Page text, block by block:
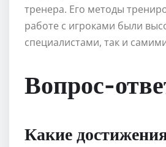
тренера. Его методы
работе с игроками были
специалистами, так и
Вопрос-
Какие